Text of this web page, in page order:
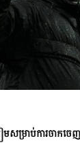
មសម្រាប់ការចាក